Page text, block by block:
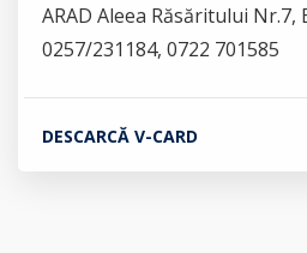
ARAD Aleea Răsăritului Nr.7,
0257/231184, 0722 701585
DESCARCĂ V-CARD